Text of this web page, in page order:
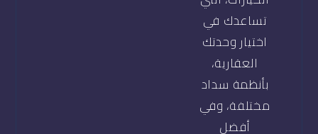
تساعدك في
اختيار وحدتك
العقارية،
بأنظمة سداد
مختلفة، وفي
أفضل